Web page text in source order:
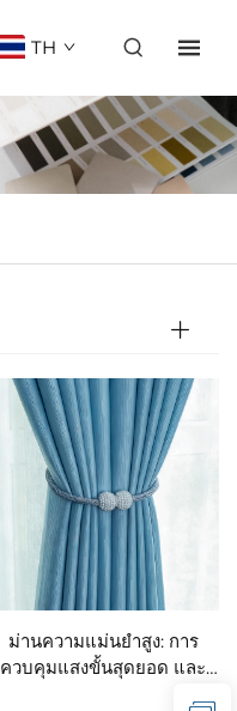
TH
ม่านความแม่นยำสูง: การ
ควบคุมแสงขั้นสุดยอด และ